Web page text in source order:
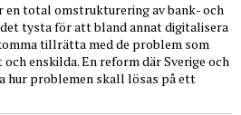
en total omstrukturering av bank- och
tysta för att bland annat digitalisera
tillrätta med de problem som
enskilda. En reform där Sverige och
hur problemen skall lösas på ett